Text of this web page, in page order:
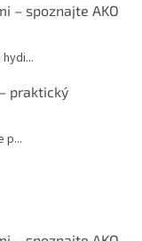
– spoznajte AKO
praktický
p...